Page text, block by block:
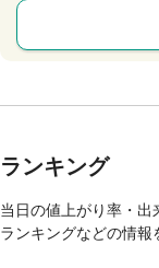
ランキング
当日の値上がり率・
ランキングなどの情報